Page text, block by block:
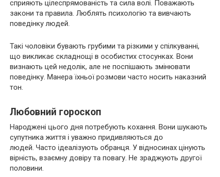
сприяють цілеспрямованість та сила волі. Поважають
закони та правила. Люблять психологію та вивчають
поведінку людей.
Такі чоловіки бувають грубими та різкими у спілкуванні,
що викликає складнощі в особистих стосунках. Вони
визнають цей недолік, але не поспішають змінювати
поведінку. Манера їхньої розмови часто носить наказний
тон.
Любовний гороскоп
Народжені цього дня потребують кохання. Вони шукають
супутника життя і уважно придивляються до
людей. Часто ідеалізують обранця. У відносинах цінують
вірність, взаємну довіру та повагу. Не зраджують другої
половини.